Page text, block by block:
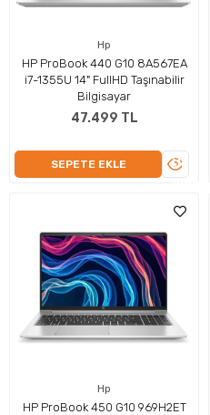
Hp
HP ProBook 440 G10 8A567EA
i7-1355U 14" FullHD Taşınabilir
Bilgisayar
47.499 TL
SEPETE EKLE
ÜRÜNÜ
Hp
HP ProBook 450 G10 969H2ET